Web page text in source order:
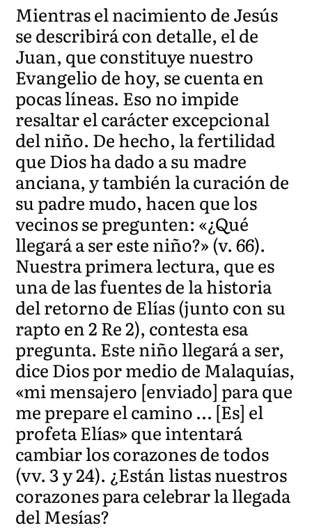
Mientras el nacimiento de Jesús
se describirá con detalle, el de
Juan, que constituye nuestro
Evangelio de hoy, se cuenta en
pocas líneas. Eso no impide
resaltar el carácter excepcional
del niño. De hecho, la fertilidad
que Dios ha dado a su madre
anciana, y también la curación de
su padre mudo, hacen que los
vecinos se pregunten: «¿Qué
llegará a ser este niño?» (v. 66).
Nuestra primera lectura, que es
una de las fuentes de la historia
del retorno de Elías (junto con su
rapto en 2 Re 2), contesta esa
pregunta. Este niño llegará a ser,
dice Dios por medio de Malaquías,
«mi mensajero [enviado] para que
me prepare el camino … [Es] el
profeta Elías» que intentará
cambiar los corazones de todos
(vv. 3 y 24). ¿Están listas nuestros
corazones para celebrar la llegada
del Mesías?